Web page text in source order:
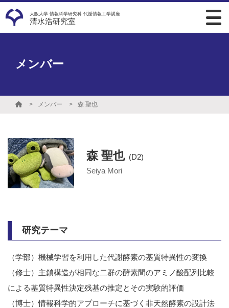
大阪大学 情報科学研究科 代謝情報工学講座
清水浩研究室
メンバー
メンバー 森 聖也
森 聖也 (D2)
Seiya Mori
研究テーマ
（学部）機械学習を利用した代謝酵素の基質特異性の変換
（修士）主鎖構造が相同な二群の酵素間のアミノ酸配列比較
による基質特異性決定残基の推定とその実験的評価
（博士）情報科学的アプローチに基づく非天然酵素の設計法